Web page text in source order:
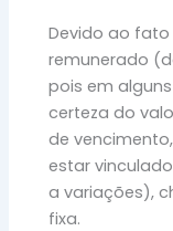
Devido ao
remunerado
pois em
certeza do
de
estar
a variações),
fixa.